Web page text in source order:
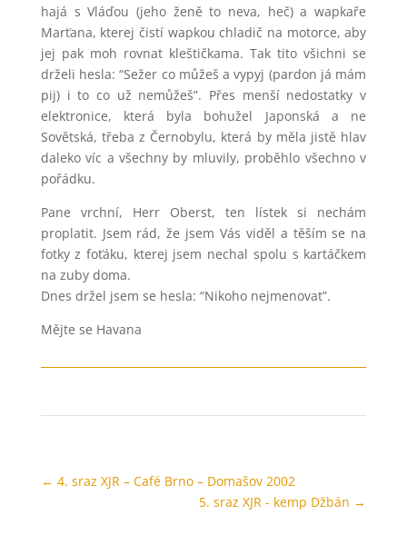
hajá s Vláďou (jeho ženě to neva, heč) a wapkaře
Marťana, kterej čistí wapkou chladič na motorce, aby
jej pak moh rovnat kleštičkama. Tak tito všichni se
drželi hesla: “Sežer co můžeš a vypyj (pardon já mám
pij) i to co už nemůžeš”. Přes menší nedostatky v
elektronice, která byla bohužel Japonská a ne
Sovětská, třeba z Černobylu, která by měla jistě hlav
daleko víc a všechny by mluvily, proběhlo všechno v
pořádku.
Pane vrchní, Herr Oberst, ten lístek si nechám
proplatit. Jsem rád, že jsem Vás viděl a těším se na
fotky z foťáku, kterej jsem nechal spolu s kartáčkem
na zuby doma.
Dnes držel jsem se hesla: “Nikoho nejmenovat”.
Mějte se Havana
← 4. sraz XJR – Café Brno – Domašov 2002
5. sraz XJR - kemp Džbán →